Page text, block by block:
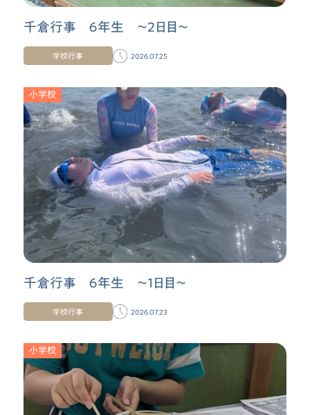
千倉行事 ６年生 〜２日目〜
学校行事 2026.07.25
小学校
千倉行事 ６年生 〜１日目〜
学校行事 2026.07.23
小学校